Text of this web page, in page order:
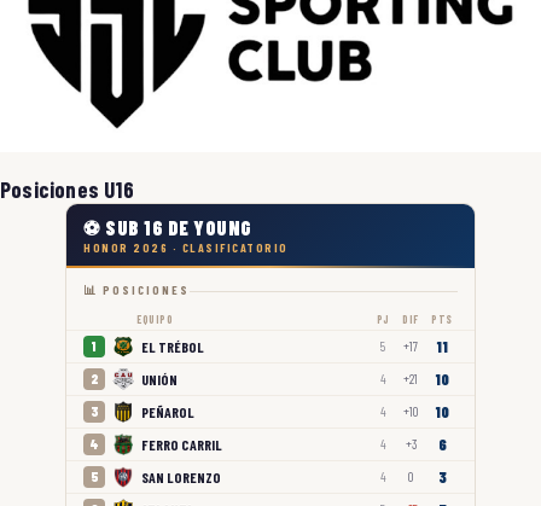
Posiciones U16
⚽ SUB 16 DE YOUNG
HONOR 2026 · CLASIFICATORIO
📊 POSICIONES
EQUIPO PJ DIF PTS
1 EL TRÉBOL 5 +17 11
2 UNIÓN 4 +21 10
3 PEÑAROL 4 +10 10
4 FERRO CARRIL 4 +3 6
5 SAN LORENZO 4 0 3